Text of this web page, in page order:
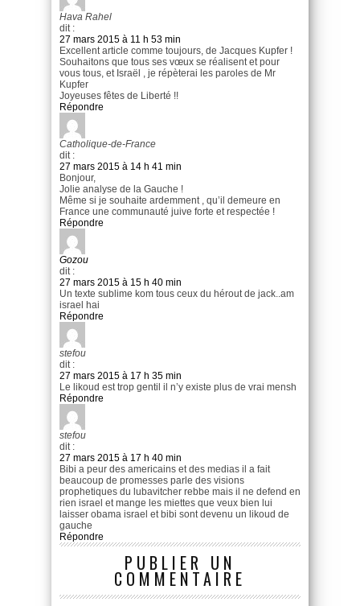
Hava Rahel
dit :
27 mars 2015 à 11 h 53 min
Excellent article comme toujours, de Jacques Kupfer !
Souhaitons que tous ses vœux se réalisent et pour
vous tous, et Israël , je répèterai les paroles de Mr
Kupfer
Joyeuses fêtes de Liberté !!
Répondre
Catholique-de-France
dit :
27 mars 2015 à 14 h 41 min
Bonjour,
Jolie analyse de la Gauche !
Même si je souhaite ardemment , qu’il demeure en
France une communauté juive forte et respectée !
Répondre
Gozou
dit :
27 mars 2015 à 15 h 40 min
Un texte sublime kom tous ceux du hérout de jack..am
israel hai
Répondre
stefou
dit :
27 mars 2015 à 17 h 35 min
Le likoud est trop gentil il n’y existe plus de vrai mensh
Répondre
stefou
dit :
27 mars 2015 à 17 h 40 min
Bibi a peur des americains et des medias il a fait
beaucoup de promesses parle des visions
prophetiques du lubavitcher rebbe mais il ne defend en
rien israel et mange les miettes que veux bien lui
laisser obama israel et bibi sont devenu un likoud de
gauche
Répondre
PUBLIER UN
COMMENTAIRE